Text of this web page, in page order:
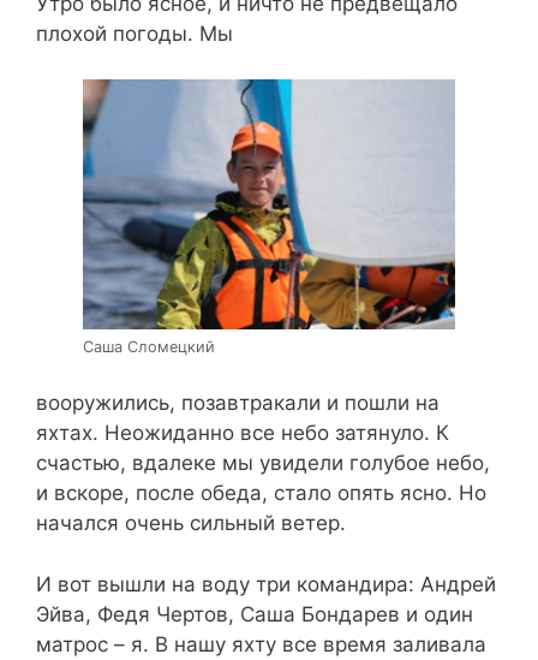
плохой погоды. Мы
Саша Сломецкий
вооружились, позавтракали и пошли на
яхтах. Неожиданно все небо затянуло. К
счастью, вдалеке мы увидели голубое небо,
и вскоре, после обеда, стало опять ясно. Но
начался очень сильный ветер.
И вот вышли на воду три командира: Андрей
Эйва, Федя Чертов, Саша Бондарев и один
матрос – я. В нашу яхту все время заливала